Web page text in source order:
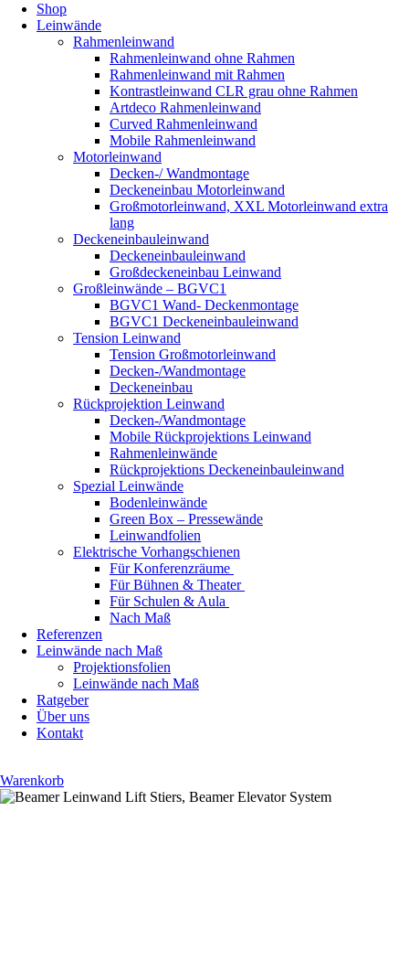
Shop
Leinwände
Rahmenleinwand
Rahmenleinwand ohne Rahmen
Rahmenleinwand mit Rahmen
Kontrastleinwand CLR grau ohne Rahmen
Artdeco Rahmenleinwand
Curved Rahmenleinwand
Mobile Rahmenleinwand
Motorleinwand
Decken-/ Wandmontage
Deckeneinbau Motorleinwand
Großmotorleinwand, XXL Motorleinwand extra
lang
Deckeneinbauleinwand
Deckeneinbauleinwand
Großdeckeneinbau Leinwand
Großleinwände – BGVC1
BGVC1 Wand- Deckenmontage
BGVC1 Deckeneinbauleinwand
Tension Leinwand
Tension Großmotorleinwand
Decken-/Wandmontage
Deckeneinbau
Rückprojektion Leinwand
Decken-/Wandmontage
Mobile Rückprojektions Leinwand
Rahmenleinwände
Rückprojektions Deckeneinbauleinwand
Spezial Leinwände
Bodenleinwände
Green Box – Pressewände
Leinwandfolien
Elektrische Vorhangschienen
Für Konferenzräume
Für Bühnen & Theater
Für Schulen & Aula
Nach Maß
Referenzen
Leinwände nach Maß
Projektionsfolien
Leinwände nach Maß
Ratgeber
Über uns
Kontakt
Warenkorb